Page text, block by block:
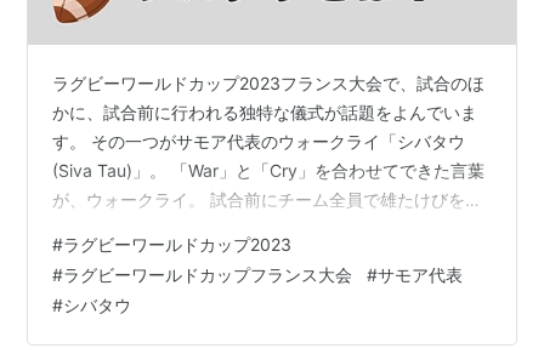
ラグビーワールドカップ2023フランス大会で、試合のほ
かに、試合前に行われる独特な儀式が話題をよんでいま
す。 その一つがサモア代表のウォークライ「シバタウ
(Siva Tau)」。 「War」と「Cry」を合わせてできた言葉
が、ウォークライ。 試合前にチーム全員で雄たけびをあ
表のシバタウについて、行う理由や歌詞の意味などをご
紹介します サモア代表のシバタウ(Siva Tau) シバタウは
何のために行うのか シバタウの歌詞 その他のウオークラ
イ サモア代表の過去のワールドカップの成績 出場資格
#ラグビーワールドカップ2023
#ラグビーワールドカップフランス大会 #サモア代表
#シバタウ